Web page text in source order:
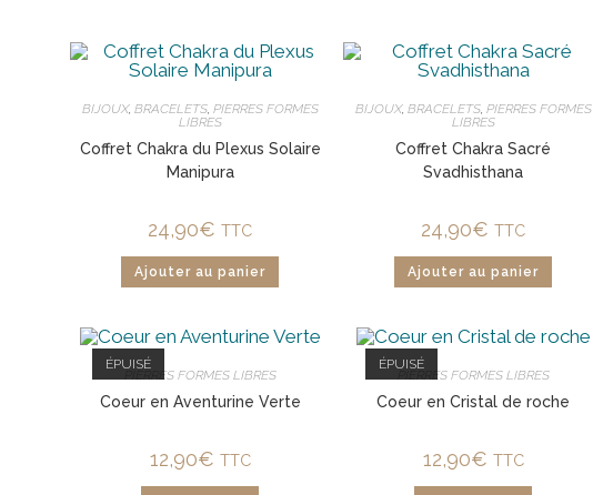
BIJOUX, BRACELETS, PIERRES FORMES
LIBRES
Coffret Chakra du Plexus Solaire
Manipura
24,90€ TTC
Ajouter au panier
BIJOUX, BRACELETS, PIERRES FORMES
LIBRES
Coffret Chakra Sacré
Svadhisthana
24,90€ TTC
Ajouter au panier
ÉPUISÉ
PIERRES FORMES LIBRES
Coeur en Aventurine Verte
12,90€ TTC
ÉPUISÉ
PIERRES FORMES LIBRES
Coeur en Cristal de roche
12,90€ TTC